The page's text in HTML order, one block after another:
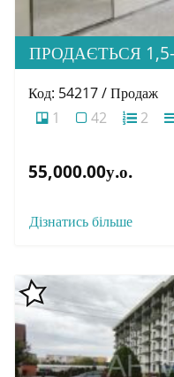
Код: 54217 / Продаж
1
42 2
55,000.00у.о.
Дізнатись більше